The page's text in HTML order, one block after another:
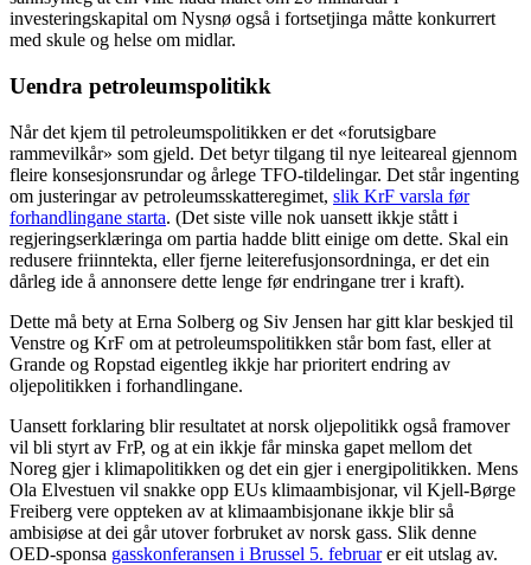
investeringskapital om Nysnø også i fortsetjinga måtte konkurrert
med skule og helse om midlar.
Uendra petroleumspolitikk
Når det kjem til petroleumspolitikken er det «forutsigbare
rammevilkår» som gjeld. Det betyr tilgang til nye leiteareal gjennom
fleire konsesjonsrundar og årlege TFO-tildelingar. Det står ingenting
om justeringar av petroleumsskatteregimet, slik KrF varsla før
forhandlingane starta. (Det siste ville nok uansett ikkje stått i
regjeringserklæringa om partia hadde blitt einige om dette. Skal ein
redusere friinntekta, eller fjerne leiterefusjonsordninga, er det ein
dårleg ide å annonsere dette lenge før endringane trer i kraft).
Dette må bety at Erna Solberg og Siv Jensen har gitt klar beskjed til
Venstre og KrF om at petroleumspolitikken står bom fast, eller at
Grande og Ropstad eigentleg ikkje har prioritert endring av
oljepolitikken i forhandlingane.
Uansett forklaring blir resultatet at norsk oljepolitikk også framover
vil bli styrt av FrP, og at ein ikkje får minska gapet mellom det
Noreg gjer i klimapolitikken og det ein gjer i energipolitikken. Mens
Ola Elvestuen vil snakke opp EUs klimaambisjonar, vil Kjell-Børge
Freiberg vere oppteken av at klimaambisjonane ikkje blir så
ambisiøse at dei går utover forbruket av norsk gass. Slik denne
OED-sponsa gasskonferansen i Brussel 5. februarer eit utslag av.